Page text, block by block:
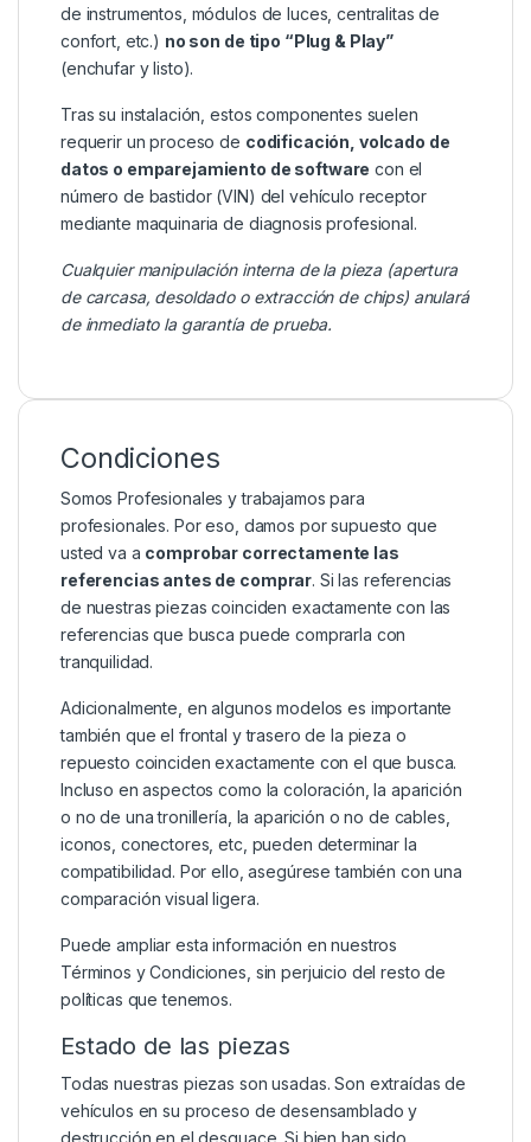
de instrumentos, módulos de luces, centralitas de
confort, etc.) no son de tipo “Plug & Play”
(enchufar y listo).
Tras su instalación, estos componentes suelen
requerir un proceso de codificación, volcado de
datos o emparejamiento de software con el
número de bastidor (VIN) del vehículo receptor
mediante maquinaria de diagnosis profesional.
Cualquier manipulación interna de la pieza (apertura
de carcasa, desoldado o extracción de chips) anulará
de inmediato la garantía de prueba.
Condiciones
Somos Profesionales y trabajamos para
profesionales. Por eso, damos por supuesto que
usted va a comprobar correctamente las
referencias antes de comprar. Si las referencias
de nuestras piezas coinciden exactamente con las
referencias que busca puede comprarla con
tranquilidad.
Adicionalmente, en algunos modelos es importante
también que el frontal y trasero de la pieza o
repuesto coinciden exactamente con el que busca.
Incluso en aspectos como la coloración, la aparición
o no de una tronillería, la aparición o no de cables,
iconos, conectores, etc, pueden determinar la
compatibilidad. Por ello, asegúrese también con una
comparación visual ligera.
Puede ampliar esta información en nuestros
Términos y Condiciones , sin perjuicio del resto de
políticas que tenemos.
Estado de las piezas
Todas nuestras piezas son usadas. Son extraídas de
vehículos en su proceso de desensamblado y